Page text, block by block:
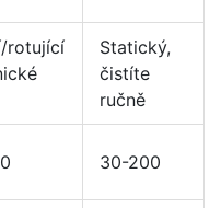
rotující
Statický,
čistíte
ručně
30-200